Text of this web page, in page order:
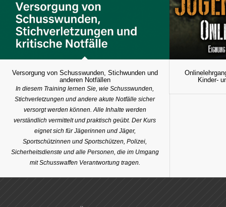
Versorgung von Schusswunden, Stichwunden und
anderen Notfällen
In diesem Training lernen Sie, wie Schusswunden,
Stichverletzungen und andere akute Notfälle sicher
versorgt werden können. Alle Inhalte werden
verständlich vermittelt und praktisch geübt. Der Kurs
eignet sich für Jägerinnen und Jäger,
Sportschützinnen und Sportschützen, Polizei,
Sicherheitsdienste und alle Personen, die im Umgang
mit Schusswaffen Verantwortung tragen.
Kinder-